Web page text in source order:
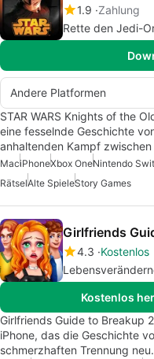
1.9 Zahlung
Rette den Jedi-
Andere Platformen
STAR WARS Knights of the
eine fesselnde Geschichte
anhaltenden Kampf
MaciPhoneXbox OneNintendo
RätselAlte SpieleStory Games
Girlfriends
4.3 Kostenlos
Kostenlos
Girlfriends Guide to Breakup
iPhone, das die Geschichte
schmerzhaften Trennung